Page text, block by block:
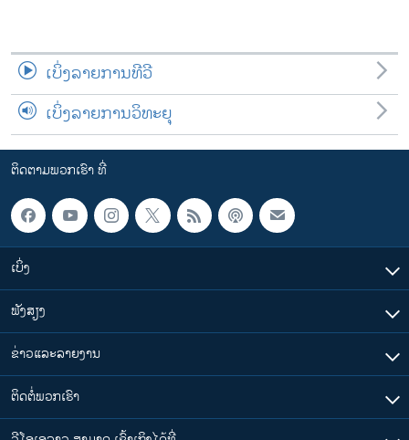
ເບິ່ງລາຍການທີວີ
ເບິ່ງລາຍການວິທະຍຸ
ຕິດຕາມພວກເຮົາ ທີ່
ເບິ່ງ
ຟັງສຽງ
ຂ່າວແລະລາຍງານ
ຕິດຕໍ່ພວກເຮົາ